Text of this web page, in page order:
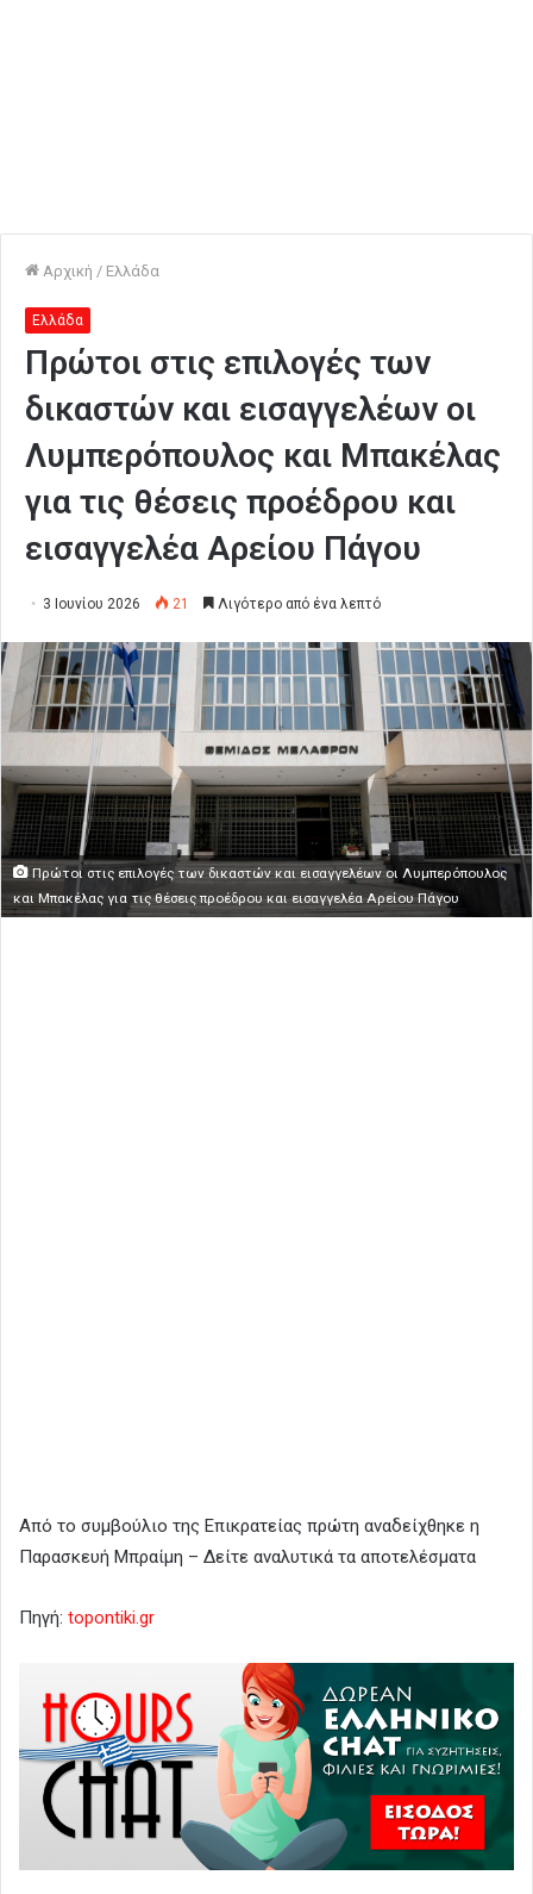
Αρχική / Ελλάδα
Ελλάδα
Πρώτοι στις επιλογές των
δικαστών και εισαγγελέων οι
Λυμπερόπουλος και Μπακέλας
για τις θέσεις προέδρου και
εισαγγελέα Αρείου Πάγου
3 Ιουνίου 2026 21 Λιγότερο από ένα λεπτό
Πρώτοι στις επιλογές των δικαστών και εισαγγελέων οι Λυμπερόπουλος
και Μπακέλας για τις θέσεις προέδρου και εισαγγελέα Αρείου Πάγου
Από το συμβούλιο της Επικρατείας πρώτη αναδείχθηκε η
Παρασκευή Μπραίμη – Δείτε αναλυτικά τα αποτελέσματα
Πηγή: topontiki.gr